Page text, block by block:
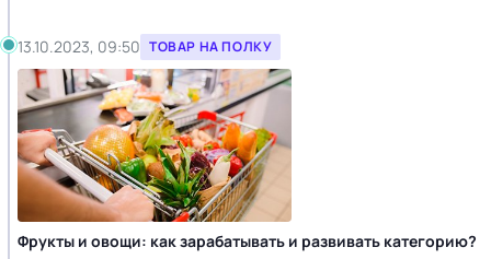
13.10.2023, 09:50 ТОВАР НА ПОЛКУ
Фрукты и овощи: как зарабатывать и развивать категорию?